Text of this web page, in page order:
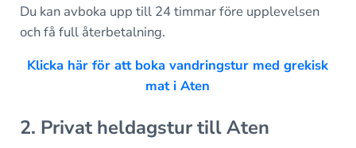
Du kan avboka upp till 24 timmar före upplevelsen
och få full återbetalning.
Klicka här för att boka vandringstur med grekisk
mat i Aten
2. Privat heldagstur till Aten